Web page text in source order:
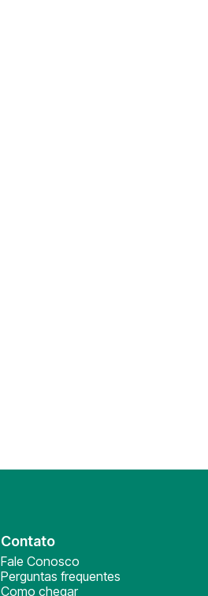
Contato
Fale Conosco
Perguntas frequentes
Como chegar